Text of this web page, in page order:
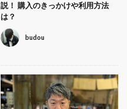
説！ 購入のきっかけや利用方法
は？
budou